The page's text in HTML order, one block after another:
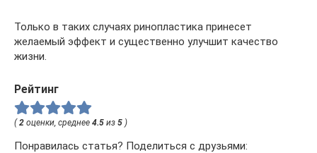
Только в таких случаях ринопластика принесет
желаемый эффект и существенно улучшит качество
жизни.
Рейтинг
(2 оценки, среднее 4.5 из 5 )
Понравилась статья? Поделиться с друзьями: